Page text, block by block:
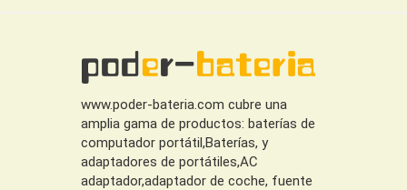
www.poder-bateria.com cubre una
amplia gama de productos: baterías de
computador portátil,Baterías, y
adaptadores de portátiles,AC
adaptador,adaptador de coche, fuente